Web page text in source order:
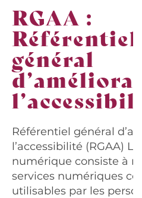
RGAA :
Référentiel
général
Référentiel général
l’accessibilité (RGAA)
numérique consiste à
services numériques
utilisables par les